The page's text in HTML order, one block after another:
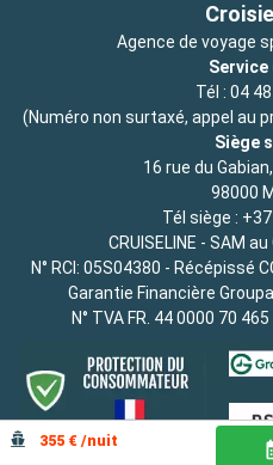
355 € /nuit
Agence de voyage
Service
Tél : 04
(Numéro non surtaxé, appel au
Siège
16 rue du
98000
Tél siège :
CRUISELINE - SAM
N° RCI: 05S04380 - Récépissé
Garantie Financière
N° TVA FR. 44 0000 70